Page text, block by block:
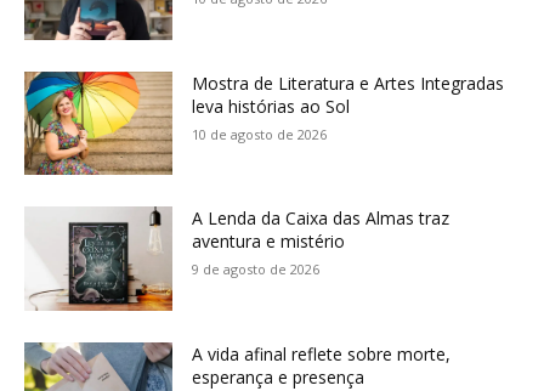
Mostra de Literatura e Artes Integradas
leva histórias ao Sol
10 de agosto de 2026
A Lenda da Caixa das Almas traz
aventura e mistério
9 de agosto de 2026
A vida afinal reflete sobre morte,
esperança e presença